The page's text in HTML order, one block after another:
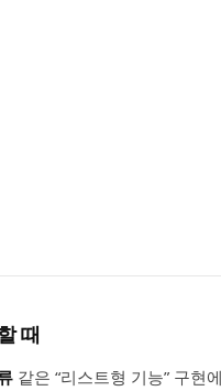
때
같은 “리스트형 기능” 구현